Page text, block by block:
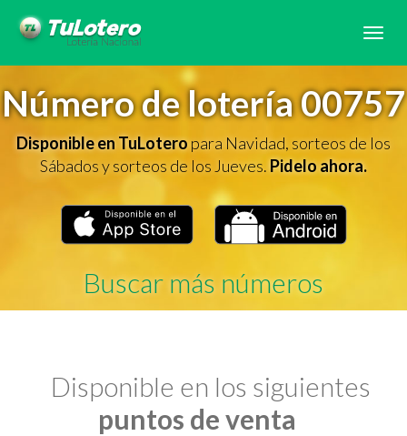
Número de lotería 00757
Disponible en TuLoteropara Navidad, sorteos de los
Sábados y sorteos de los Jueves.Pidelo ahora.
Buscar más números
Disponible en los siguientes
puntos de venta